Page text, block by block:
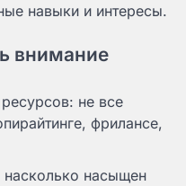
навыки и интересы.
внимание
не все
фрилансе,
насколько насыщен